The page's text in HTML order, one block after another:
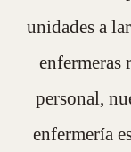
unidades a
enfermeras
personal,
enfermería